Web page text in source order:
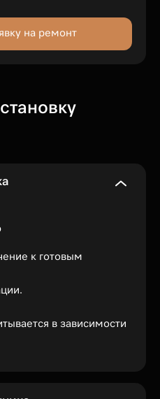
на ремонт
к готовым
в зависимости